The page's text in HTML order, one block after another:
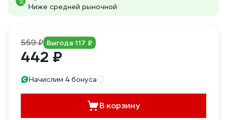
Ниже средней рыночной
559 ₽ Выгода 117 ₽
442 ₽
Начислим 4 бонуса
В корзину